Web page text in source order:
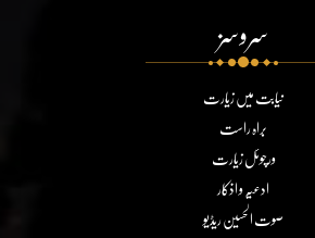
سروسز
نیابت میں زیارت
براہ راست
ورچوئل زیارت
ادعیہ و اذکار
صوت الحسین ریڈیو